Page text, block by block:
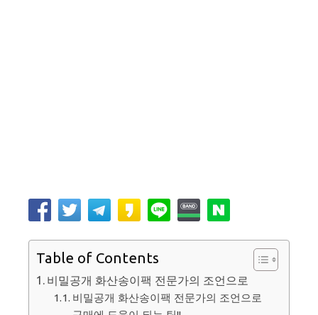
Table of Contents
비밀공개 화산송이팩 전문가의 조언으로
비밀공개 화산송이팩 전문가의 조언으로